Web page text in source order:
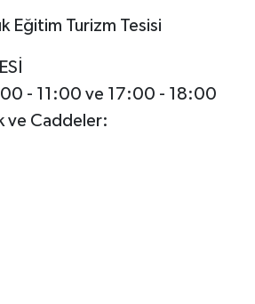
Eğitim Turizm Tesisi
- 11:00 ve 17:00 - 18:00
ve Caddeler: